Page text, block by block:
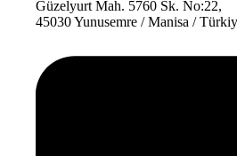
Güzelyurt Mah. 5760 Sk. No:22,
45030 Yunusemre / Manisa /